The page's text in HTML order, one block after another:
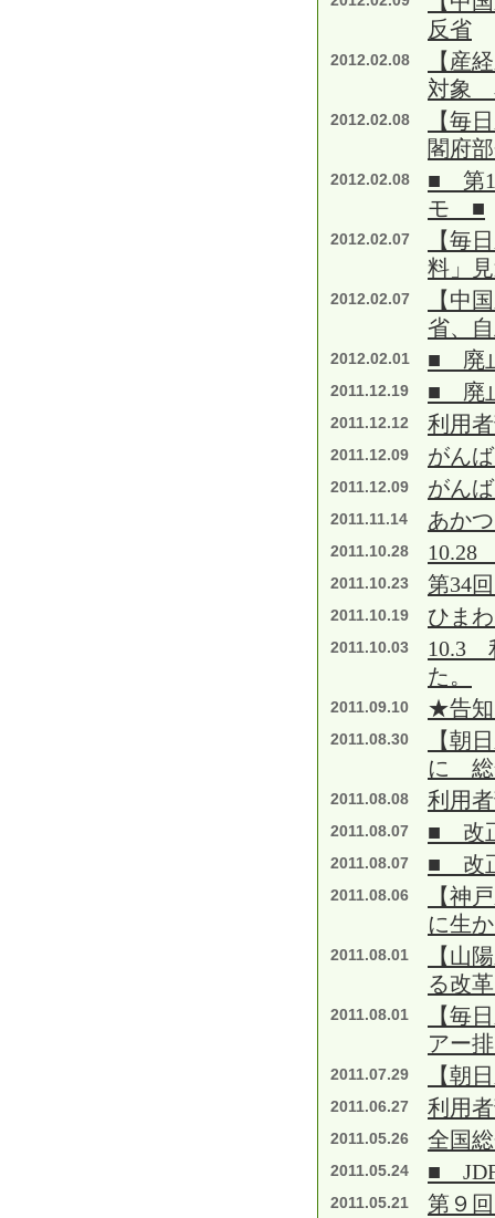
反省
2012.02.08
【産
対象
2012.02.08
【毎
閣府
2012.02.08
■ 第
モ ■
2012.02.07
【毎
料」
2012.02.07
【中
省、
2012.02.01 ■ 廃
2011.12.19 ■ 廃
2011.12.12 利用
2011.12.09 がん
2011.12.09 がん
2011.11.14 あか
2011.10.28 10.28
2011.10.23 第34
2011.10.19 ひま
2011.10.03
10.3
た。
2011.09.10 ★告知
2011.08.30
【朝
に 総
2011.08.08 利用
2011.08.07 ■ 改
2011.08.07 ■ 改
2011.08.06
【神
に生
2011.08.01
【山
る改
2011.08.01
【毎
アー
2011.07.29 【朝
2011.06.27 利用
2011.05.26 全国
2011.05.24 ■
2011.05.21 第９